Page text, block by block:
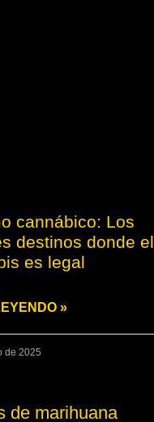
cannábico: Los
destinos donde el
es legal
»
de 2025